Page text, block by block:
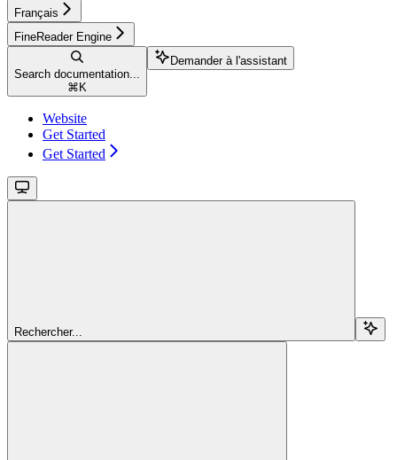
Français
FineReader Engine
Search documentation...
⌘ K
Demander à l'assistant
Website
Get Started
Get Started
Rechercher...